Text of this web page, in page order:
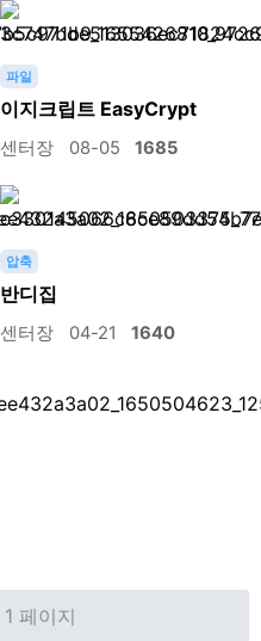
파일
이지크립트 EasyCrypt
센터장 08-05 1685
압축
반디집
센터장 04-21 1640
1 페이지